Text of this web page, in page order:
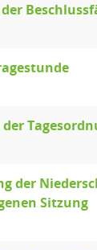
der
Sitzung